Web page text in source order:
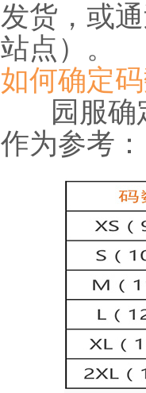
发货，或
站点）。
如何确定
园服
作为参考